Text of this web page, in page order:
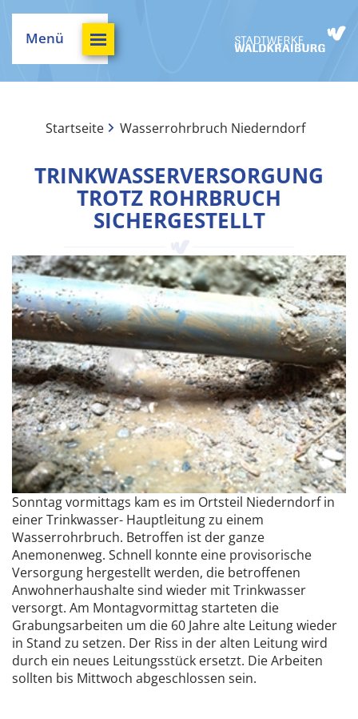
Menü
Startseite Wasserrohrbruch Niederndorf
TRINKWASSERVERSORGUNG
TROTZ ROHRBRUCH
SICHERGESTELLT
Sonntag vormittags kam es im Ortsteil Niederndorf in
einer Trinkwasser- Hauptleitung zu einem
Wasserrohrbruch. Betroffen ist der ganze
Anemonenweg. Schnell konnte eine provisorische
Versorgung hergestellt werden, die betroffenen
Anwohnerhaushalte sind wieder mit Trinkwasser
versorgt. Am Montagvormittag starteten die
Grabungsarbeiten um die 60 Jahre alte Leitung wieder
in Stand zu setzen. Der Riss in der alten Leitung wird
durch ein neues Leitungsstück ersetzt. Die Arbeiten
sollten bis Mittwoch abgeschlossen sein.